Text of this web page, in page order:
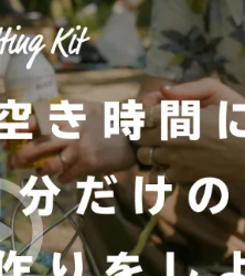
ゲーム・サービス開発
書籍・雑誌出版
チャレンジ